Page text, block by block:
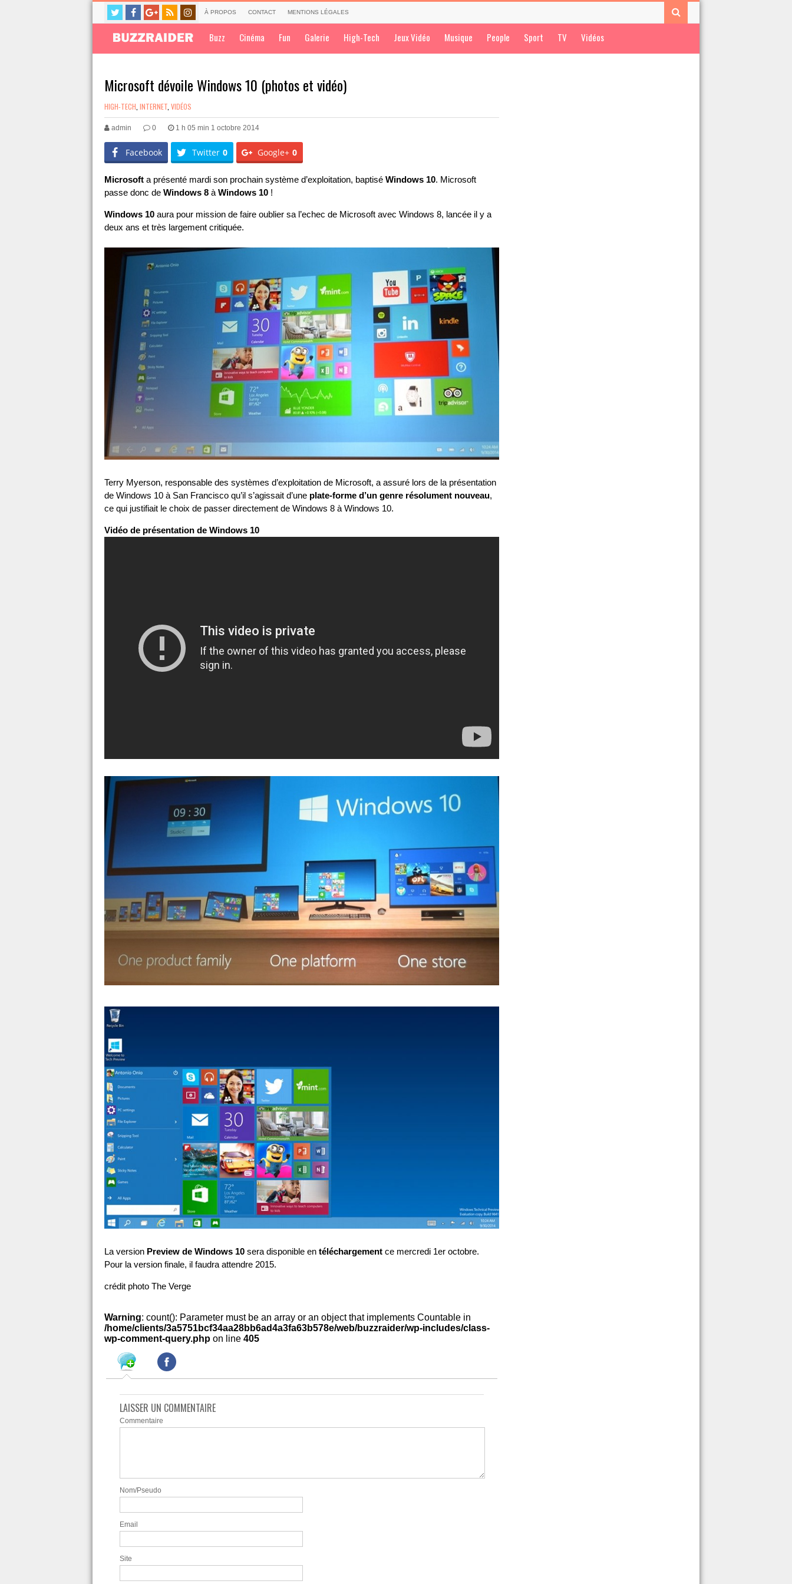
À PROPOS CONTACT MENTIONS LÉGALES
Buzz Cinéma Fun Galerie High-Tech Jeux Vidéo Musique People Sport TV Vidéos
Microsoft dévoile Windows 10 (photos et vidéo)
HIGH-TECH INTERNET VIDÉOS
admin 0 1 h 05 min 1 octobre 2014
Facebook Twitter 0 Google+ 0
Microsoft a présenté mardi son prochain système d’exploitation, baptisé Windows 10. Microsoft
passe donc de Windows 8 à Windows 10 !
Windows 10 aura pour mission de faire oublier sa l’echec de Microsoft avec Windows 8, lancée il y a
deux ans et très largement critiquée.
Terry Myerson, responsable des systèmes d’exploitation de Microsoft, a assuré lors de la présentation
de Windows 10 à San Francisco qu’il s’agissait d’une plate-forme d’un genre résolument nouveau,
ce qui justifiait le choix de passer directement de Windows 8 à Windows 10.
Vidéo de présentation de Windows 10
La version Preview de Windows 10 sera disponible en téléchargement ce mercredi 1er octobre.
Pour la version finale, il faudra attendre 2015.
crédit photo The Verge
Warning: count(): Parameter must be an array or an object that implements Countable in
/home/clients/3a5751bcf34aa28bb6ad4a3fa63b578e/web/buzzraider/wp-includes/class-
wp-comment-query.php on line 405
LAISSER UN COMMENTAIRE
Commentaire
Nom/Pseudo
Email
Site